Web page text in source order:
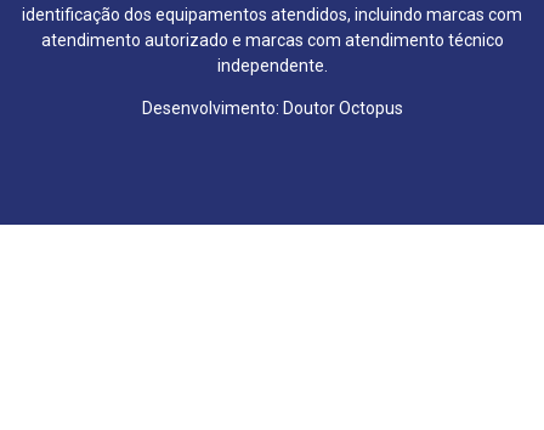
identificação dos equipamentos atendidos, incluindo marcas com
atendimento autorizado e marcas com atendimento técnico
independente.
Desenvolvimento: Doutor Octopus